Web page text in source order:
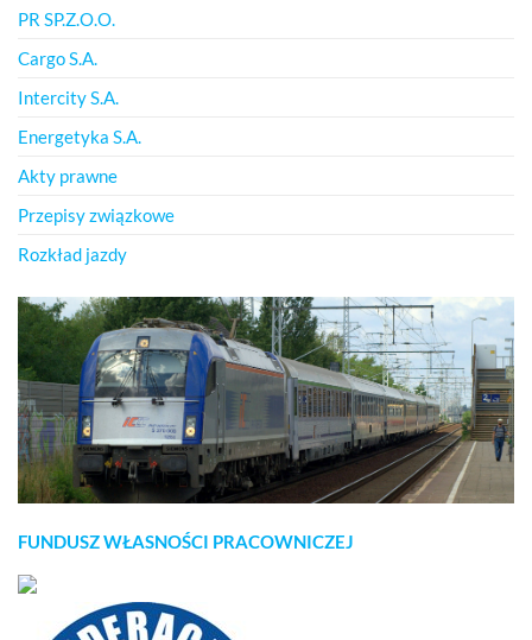
PR SP.Z.O.O.
Cargo S.A.
Intercity S.A.
Energetyka S.A.
Akty prawne
Przepisy związkowe
Rozkład jazdy
FUNDUSZ WŁASNOŚCI PRACOWNICZEJ